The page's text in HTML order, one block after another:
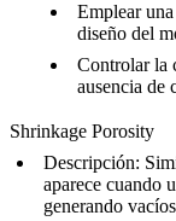
Emplear
diseño del
Controlar la
ausencia de
Shrinkage Porosity
Descripción:
aparece cuando
generando